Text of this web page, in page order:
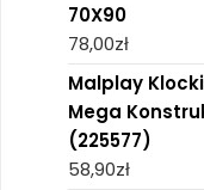
70X90
78,00zł
Malplay
Mega
(225577)
58,90zł